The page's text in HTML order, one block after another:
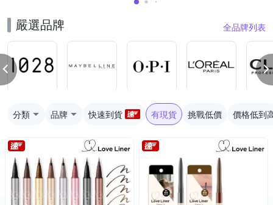
嚴選品牌 全品牌列表
分類 品牌 快速到貨 有現貨 挑戰低價 價格低到